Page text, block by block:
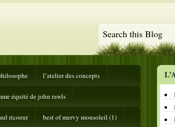
l’atelier des concepts
équité de john rawls
ricoeur best of mervy monsoleil (1)